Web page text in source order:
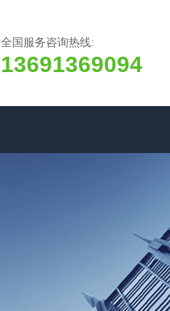
全国服务咨询热线:
13691369094